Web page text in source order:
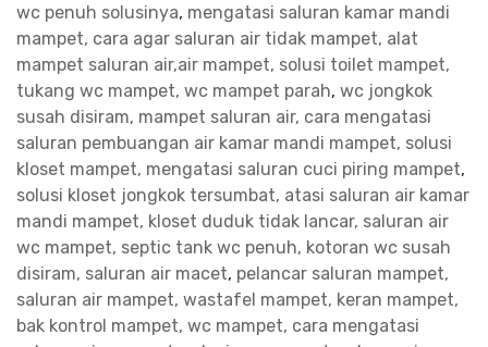
wc penuh solusinya, mengatasi saluran kamar mandi
mampet, cara agar saluran air tidak mampet, alat
mampet saluran air,air mampet, solusi toilet mampet,
tukang wc mampet, wc mampet parah, wc jongkok
susah disiram, mampet saluran air, cara mengatasi
saluran pembuangan air kamar mandi mampet, solusi
kloset mampet, mengatasi saluran cuci piring mampet,
solusi kloset jongkok tersumbat, atasi saluran air kamar
mandi mampet, kloset duduk tidak lancar, saluran air
wc mampet, septic tank wc penuh, kotoran wc susah
disiram, saluran air macet, pelancar saluran mampet,
saluran air mampet, wastafel mampet, keran mampet,
bak kontrol mampet, wc mampet, cara mengatasi